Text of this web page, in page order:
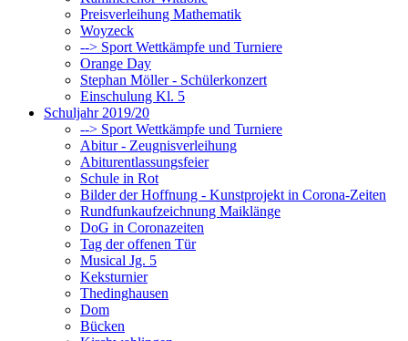
Preisverleihung Mathematik
Woyzeck
--> Sport Wettkämpfe und Turniere
Orange Day
Stephan Möller - Schülerkonzert
Einschulung Kl. 5
Schuljahr 2019/20
--> Sport Wettkämpfe und Turniere
Abitur - Zeugnisverleihung
Abiturentlassungsfeier
Schule in Rot
Bilder der Hoffnung - Kunstprojekt in Corona-Zeiten
Rundfunkaufzeichnung Maiklänge
DoG in Coronazeiten
Tag der offenen Tür
Musical Jg. 5
Keksturnier
Thedinghausen
Dom
Bücken